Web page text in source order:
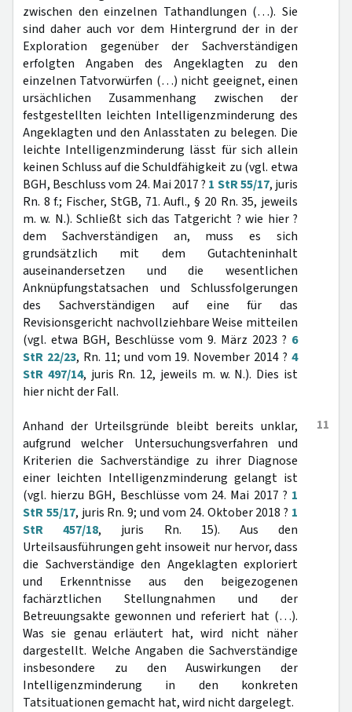
zwischen den einzelnen Tathandlungen (…). Sie
sind daher auch vor dem Hintergrund der in der
Exploration gegenüber der Sachverständigen
erfolgten Angaben des Angeklagten zu den
einzelnen Tatvorwürfen (…) nicht geeignet, einen
ursächlichen Zusammenhang zwischen der
festgestellten leichten Intelligenzminderung des
Angeklagten und den Anlasstaten zu belegen. Die
leichte Intelligenzminderung lässt für sich allein
keinen Schluss auf die Schuldfähigkeit zu (vgl. etwa
BGH, Beschluss vom 24. Mai 2017 ? 1 StR 55/17, juris
Rn. 8 f.; Fischer, StGB, 71. Aufl., § 20 Rn. 35, jeweils
m. w. N.). Schließt sich das Tatgericht ? wie hier ?
dem Sachverständigen an, muss es sich
grundsätzlich mit dem Gutachteninhalt
auseinandersetzen und die wesentlichen
Anknüpfungstatsachen und Schlussfolgerungen
des Sachverständigen auf eine für das
Revisionsgericht nachvollziehbare Weise mitteilen
(vgl. etwa BGH, Beschlüsse vom 9. März 2023 ? 6
StR 22/23, Rn. 11; und vom 19. November 2014 ?4
StR 497/14, juris Rn. 12, jeweils m. w. N.). Dies ist
hier nicht der Fall.
11
Anhand der Urteilsgründe bleibt bereits unklar,
aufgrund welcher Untersuchungsverfahren und
Kriterien die Sachverständige zu ihrer Diagnose
einer leichten Intelligenzminderung gelangt ist
(vgl. hierzu BGH, Beschlüsse vom 24. Mai 2017 ? 1
StR 55/17, juris Rn. 9; und vom 24. Oktober 2018 ? 1
StR 457/18, juris Rn. 15). Aus den
Urteilsausführungen geht insoweit nur hervor, dass
die Sachverständige den Angeklagten exploriert
und Erkenntnisse aus den beigezogenen
fachärztlichen Stellungnahmen und der
Betreuungsakte gewonnen und referiert hat (…).
Was sie genau erläutert hat, wird nicht näher
dargestellt. Welche Angaben die Sachverständige
insbesondere zu den Auswirkungen der
Intelligenzminderung in den konkreten
Tatsituationen gemacht hat, wird nicht dargelegt.